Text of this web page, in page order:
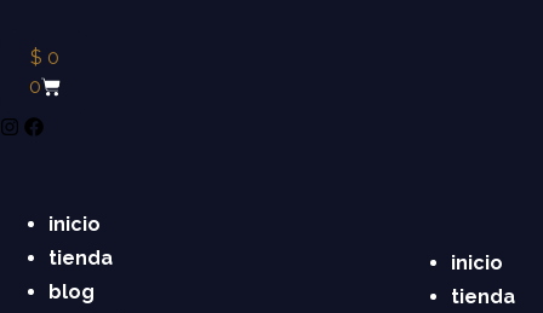
$ 0
0
inicio
tienda
blog
inicio
tienda